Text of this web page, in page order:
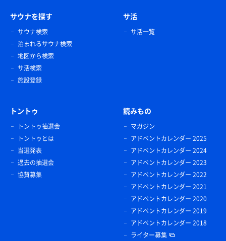
サウナを探す
サウナ検索
泊まれるサウナ検索
地図から検索
サ活検索
施設登録
サ活
サ活一覧
トントゥ
トントゥ抽選会
トントゥとは
当選発表
過去の抽選会
協賛募集
読みもの
マガジン
アドベントカレンダー 2025
アドベントカレンダー 2024
アドベントカレンダー 2023
アドベントカレンダー 2022
アドベントカレンダー 2021
アドベントカレンダー 2020
アドベントカレンダー 2019
アドベントカレンダー 2018
ライター募集